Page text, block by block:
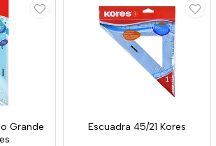
Grande
Escuadra 45/21 Kores